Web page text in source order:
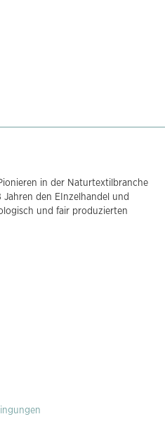
in der Naturtextilbranche
den EInzelhandel und
und fair produzierten